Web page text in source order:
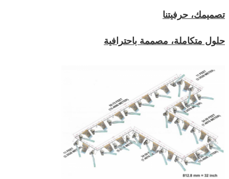
تصميمك، حرفيتنا
حلول متكاملة، مصممة باحترافية